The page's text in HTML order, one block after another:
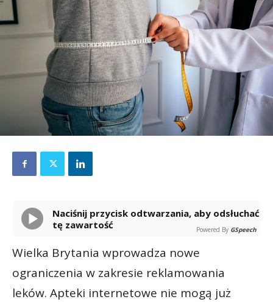
Naciśnij przycisk odtwarzania, aby odsłuchać
tę zawartość
Powered By GSpeech
Wielka Brytania wprowadza nowe
ograniczenia w zakresie reklamowania
leków. Apteki internetowe nie mogą już